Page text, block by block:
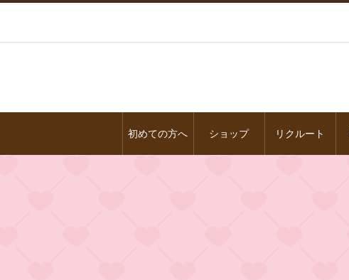
初めての方へ ショップ リクルート